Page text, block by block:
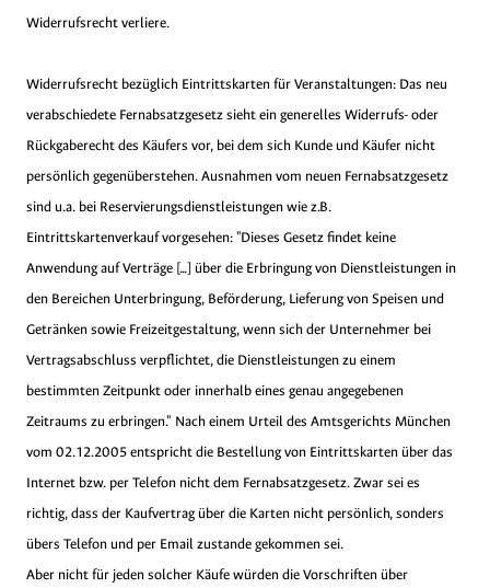
Widerrufsrecht verliere.
Widerrufsrecht bezüglich Eintrittskarten für Veranstaltungen: Das neu
verabschiedete Fernabsatzgesetz sieht ein generelles Widerrufs- oder
Rückgaberecht des Käufers vor, bei dem sich Kunde und Käufer nicht
persönlich gegenüberstehen. Ausnahmen vom neuen Fernabsatzgesetz
sind u.a. bei Reservierungsdienstleistungen wie z.B.
Eintrittskartenverkauf vorgesehen: "Dieses Gesetz findet keine
Anwendung auf Verträge [...] über die Erbringung von Dienstleistungen in
den Bereichen Unterbringung, Beförderung, Lieferung von Speisen und
Getränken sowie Freizeitgestaltung, wenn sich der Unternehmer bei
Vertragsabschluss verpflichtet, die Dienstleistungen zu einem
bestimmten Zeitpunkt oder innerhalb eines genau angegebenen
Zeitraums zu erbringen." Nach einem Urteil des Amtsgerichts München
vom 02.12.2005 entspricht die Bestellung von Eintrittskarten über das
Internet bzw. per Telefon nicht dem Fernabsatzgesetz. Zwar sei es
richtig, dass der Kaufvertrag über die Karten nicht persönlich, sonders
übers Telefon und per Email zustande gekommen sei.
Aber nicht für jeden solcher Käufe würden die Vorschriften über